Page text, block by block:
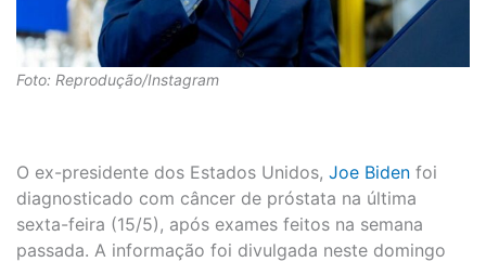
Foto: Reprodução/Instagram
O ex-presidente dos Estados Unidos, Joe Biden foi
diagnosticado com câncer de próstata na última
sexta-feira (15/5), após exames feitos na semana
passada. A informação foi divulgada neste domingo